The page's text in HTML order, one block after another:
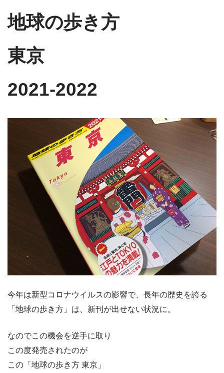
地球の歩き方
東京
2021-2022
今年は新型コロナウイルスの影響で、長年の歴史を誇る
「地球の歩き方」は、新刊が出せない状況に。
なのでこの機会を逆手に取り
この度発売されたのが
この「地球の歩き方 東京」